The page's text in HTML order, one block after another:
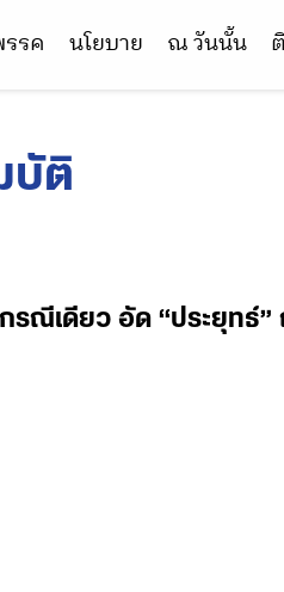
รค นโยบาย ณ วันนั้น
บัติ
รณีเดียว อัด “ประยุทธ์